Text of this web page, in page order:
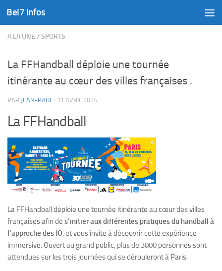
Skip to content
Bel7 Infos
A LA UNE /SPORTS
La FFHandball déploie une tournée
itinérante au cœur des villes françaises .
PAR JEAN-PAUL · 11 AVRIL 2024
La FFHandball
La FFHandball déploie une tournée itinérante au cœur des villes
françaises afin de s’initier aux différentes pratiques du handball à
l’approche des JO, et vous invite à découvrir cette expérience
immersive. Ouvert au grand public, plus de 3000 personnes sont
attendues sur les trois journées qui se dérouleront à Paris.